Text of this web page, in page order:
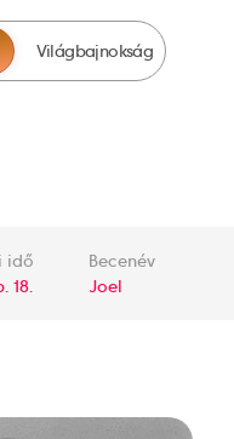
Világbajnokság
idő
18.
Becenév
Joel